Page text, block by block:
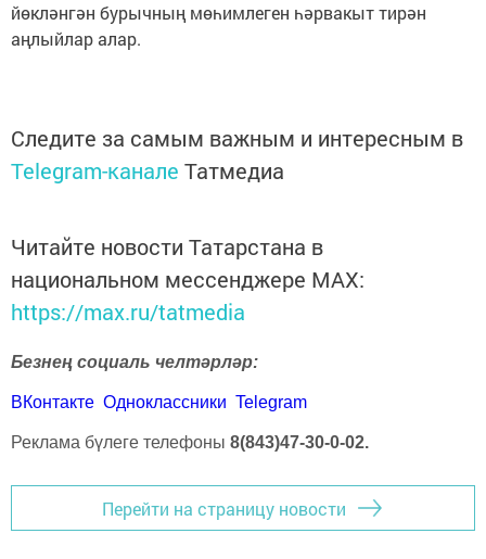
йөкләнгән бурычның мөһимлеген һәрвакыт тирән
аңлыйлар алар.
Следите за самым важным и интересным в
Telegram-канале Татмедиа
Читайте новости Татарстана в
национальном мессенджере MАХ:
https://max.ru/tatmedia
Безнең социаль челтәрләр:
ВКонтакте Одноклассники Telegram
Реклама бүлеге телефоны 8(843)47-30-0-02.
Перейти на страницу новости